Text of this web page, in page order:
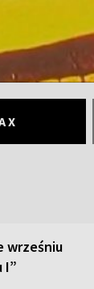
X
wrześniu
I”